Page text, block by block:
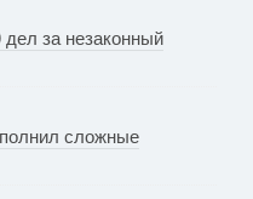
за незаконный
сложные